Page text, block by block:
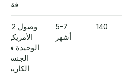
فقط
140
5-7
أشهر
وصول E-2
الأمريكية,
الوحيدة في
الجنسية
الكاريبية